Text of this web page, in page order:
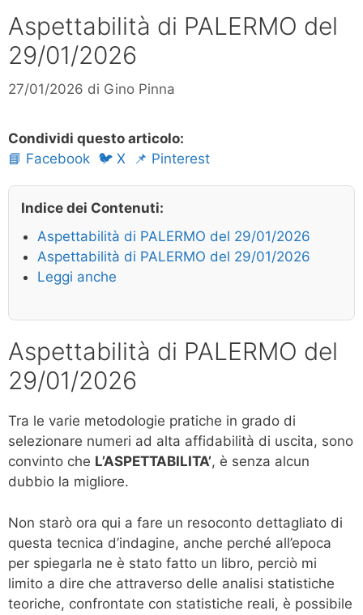
Aspettabilità di PALERMO del
29/01/2026
27/01/2026 di Gino Pinna
Condividi questo articolo:
📘 Facebook 🐦 X 📌 Pinterest
Indice dei Contenuti:
Aspettabilità di PALERMO del 29/01/2026
Aspettabilità di PALERMO del 29/01/2026
Leggi anche
Aspettabilità di PALERMO del
29/01/2026
Tra le varie metodologie pratiche in grado di
selezionare numeri ad alta affidabilità di uscita, sono
convinto che L’ASPETTABILITA’, è senza alcun
dubbio la migliore.
Non starò ora qui a fare un resoconto dettagliato di
questa tecnica d’indagine, anche perché all’epoca
per spiegarla ne è stato fatto un libro, perciò mi
limito a dire che attraverso delle analisi statistiche
teoriche, confrontate con statistiche reali, è possibile